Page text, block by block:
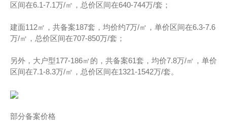
区间在6.1-7.1万/㎡，总价区间在640-744万/套；
建面112㎡，共备案187套，均价约7万/㎡，单价区间在6.3-7.6
万/㎡，总价区间在707-850万/套；
另外，大户型177-186㎡的，共备案61套，均价7.8万/㎡，单价
区间在7.1-8.3万/㎡，总价区间在1321-1542万/套。
部分备案价格